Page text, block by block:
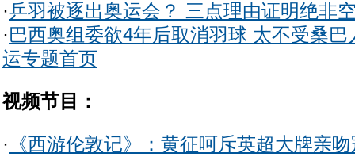
·乒羽被逐出奥运会？ 三点理由证明绝非
·巴西奥组委欲4年后取消羽球 太不受桑巴
运专题首页
视频节目：
· 《西游伦敦记》：黄征呵斥英超大牌亲